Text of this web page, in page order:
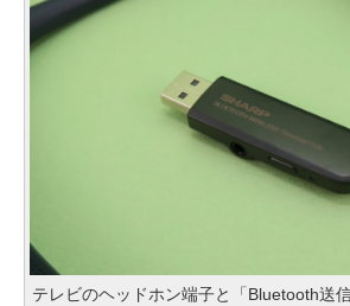
テレビのヘッドホン端子と「Bluetooth送